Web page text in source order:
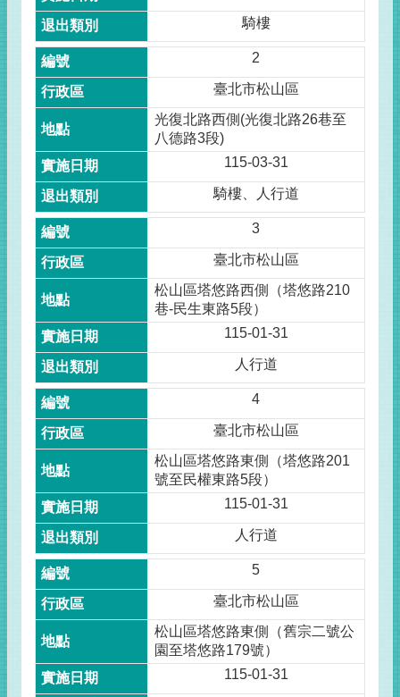
騎樓
2
臺北市松山區
光復北路西側(光復北路26巷至
八德路3段)
115-03-31
騎樓、人行道
3
臺北市松山區
松山區塔悠路西側（塔悠路210
巷-民生東路5段）
115-01-31
人行道
4
臺北市松山區
松山區塔悠路東側（塔悠路201
號至民權東路5段）
115-01-31
人行道
5
臺北市松山區
松山區塔悠路東側（舊宗二號公
園至塔悠路179號）
115-01-31